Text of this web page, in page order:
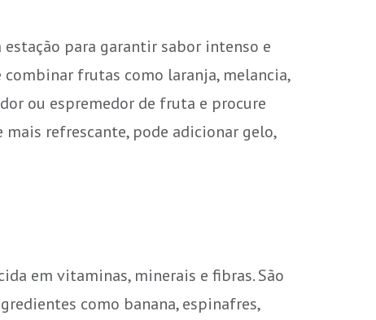
para garantir sabor intenso e
frutas como laranja, melancia,
ou espremedor de fruta e procure
refrescante, pode adicionar gelo,
em vitaminas, minerais e fibras. São
como banana, espinafres,